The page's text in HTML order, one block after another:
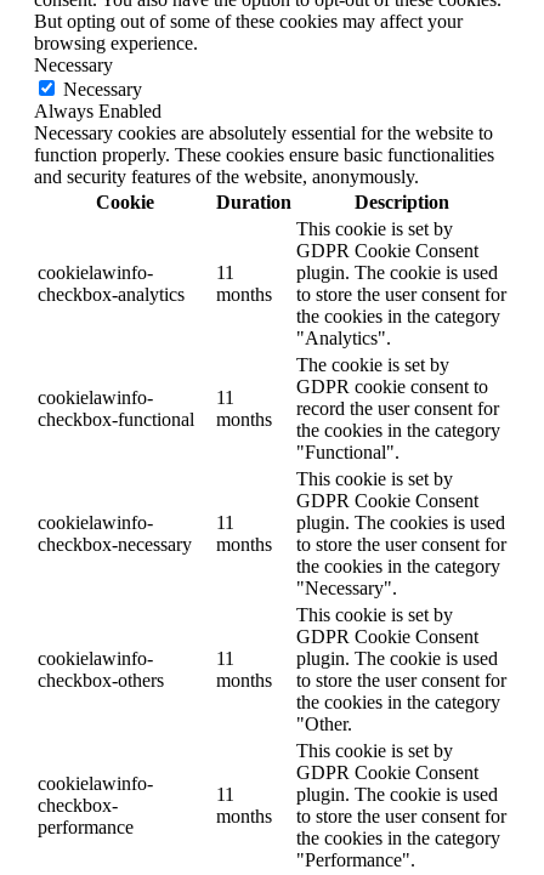
But opting out of some of these cookies may affect your
browsing experience.
Necessary
Necessary
Always Enabled
Necessary cookies are absolutely essential for the website to
function properly. These cookies ensure basic functionalities
and security features of the website, anonymously.
Cookie
Duration Description
cookielawinfo-
checkbox-analytics
11
months
This cookie is set by
GDPR Cookie Consent
plugin. The cookie is used
to store the user consent for
the cookies in the category
"Analytics".
cookielawinfo-
checkbox-functional
11
months
The cookie is set by
GDPR cookie consent to
record the user consent for
the cookies in the category
"Functional".
cookielawinfo-
checkbox-necessary
11
months
This cookie is set by
GDPR Cookie Consent
plugin. The cookies is used
to store the user consent for
the cookies in the category
"Necessary".
cookielawinfo-
checkbox-others
11
months
This cookie is set by
GDPR Cookie Consent
plugin. The cookie is used
to store the user consent for
the cookies in the category
"Other.
cookielawinfo-
checkbox-
performance
11
months
This cookie is set by
GDPR Cookie Consent
plugin. The cookie is used
to store the user consent for
the cookies in the category
"Performance".